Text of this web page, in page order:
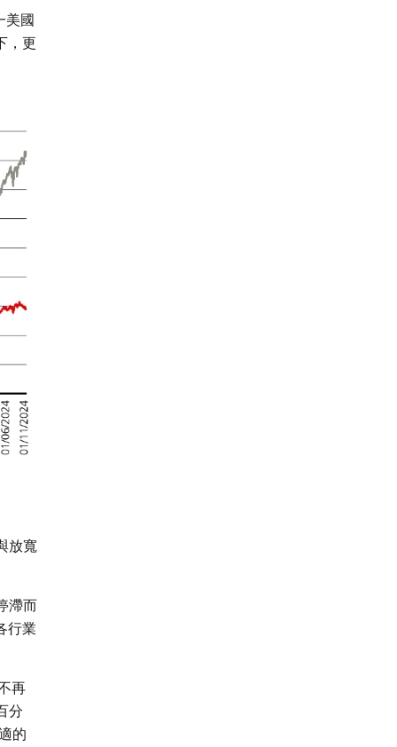
美國
，更
放寬
滯而
行業
再
分
的